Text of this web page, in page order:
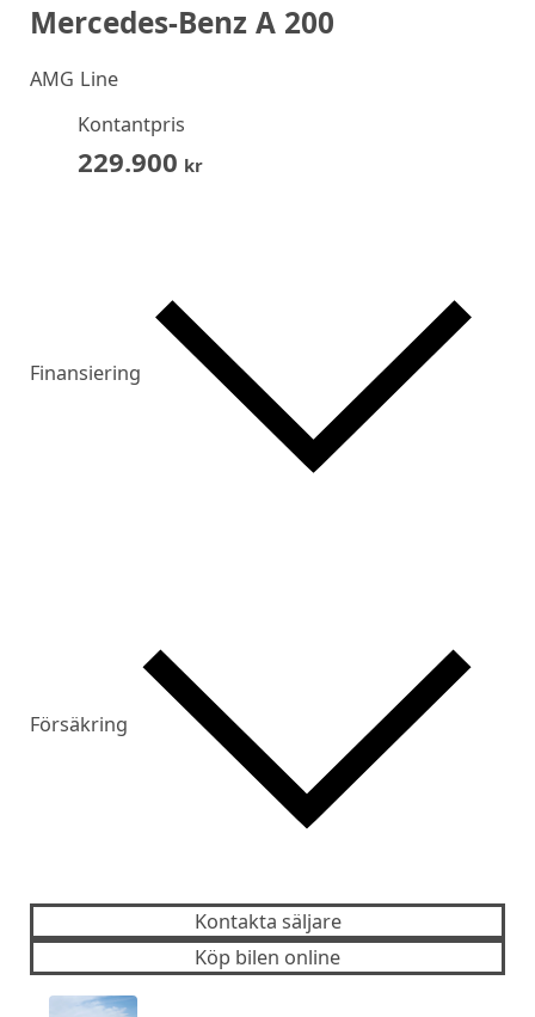
Mercedes-Benz A 200
AMG Line
Kontantpris
229.900 kr
Finansiering
Försäkring
Kontakta säljare
Köp bilen online